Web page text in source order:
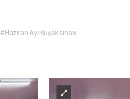
#Haziran Ayı Kuşak sınavı